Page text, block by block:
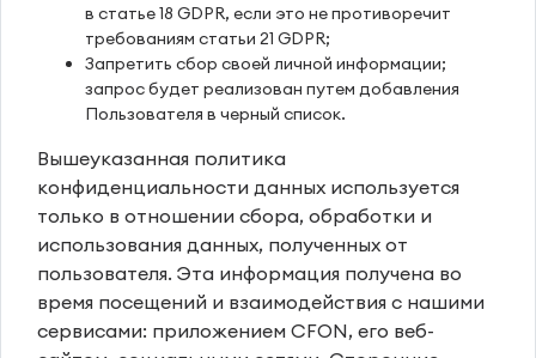
в статье 18 GDPR, если это не противоречит
требованиям статьи 21 GDPR;
Запретить сбор своей личной информации;
запрос будет реализован путем добавления
Пользователя в черный список.
Вышеуказанная политика
конфиденциальности данных используется
только в отношении сбора, обработки и
использования данных, полученных от
пользователя. Эта информация получена во
время посещений и взаимодействия с нашими
сервисами: приложением CFON, его веб-